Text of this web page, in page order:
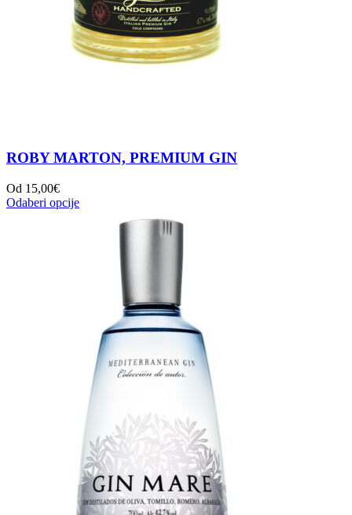
ROBY MARTON, PREMIUM GIN
Od 15,00€
Odaberi opcije